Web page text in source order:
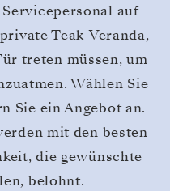
auf
Teak-Veranda,
treten müssen, um
Wählen Sie
Sie ein Angebot an.
mit den besten
die gewünschte
belohnt.